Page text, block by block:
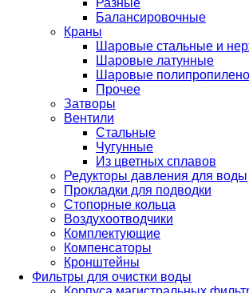
Балансировочные
Краны
Шаровые стальные и
Шаровые латунные
Шаровые
Прочее
Затворы
Вентили
Стальные
Чугунные
Из цветных сплавов
Редукторы давления для воды
Прокладки для подводки
Стопорные кольца
Воздухоотводчики
Комплектующие
Компенсаторы
Кронштейны
Фильтры для очистки воды